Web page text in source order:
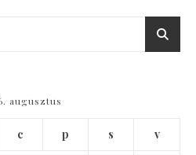
augusztus
c p s v